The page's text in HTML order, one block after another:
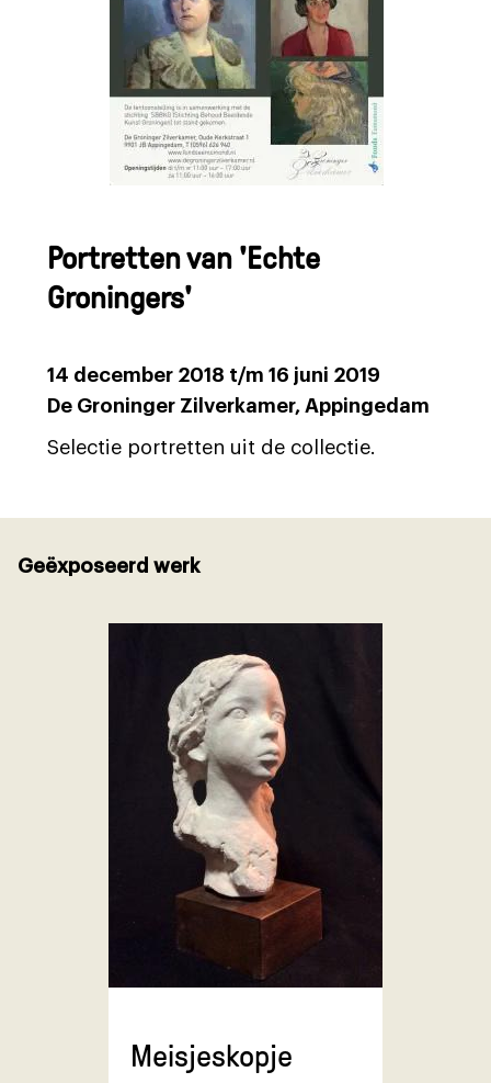
Portretten van 'Echte
Groningers'
14 december 2018 t/m 16 juni 2019
De Groninger Zilverkamer, Appingedam
Selectie portretten uit de collectie.
Geëxposeerd werk
Meisjeskopje